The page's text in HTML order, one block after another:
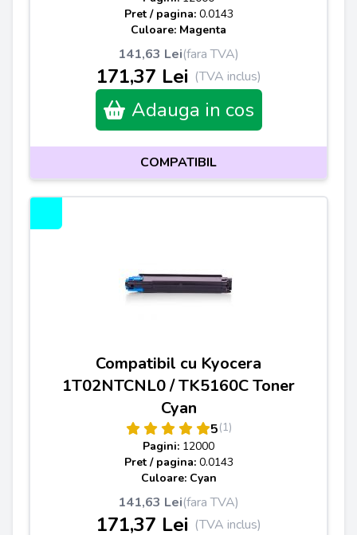
Pret / pagina: 0.0143
Culoare: Magenta
141,63 Lei(fara TVA)
171,37 Lei (TVA inclus)
Adauga in cos
COMPATIBIL
Compatibil cu Kyocera
1T02NTCNL0 / TK5160C Toner
Cyan
5(1)
Pagini: 12000
Pret / pagina: 0.0143
Culoare: Cyan
141,63 Lei(fara TVA)
171,37 Lei (TVA inclus)